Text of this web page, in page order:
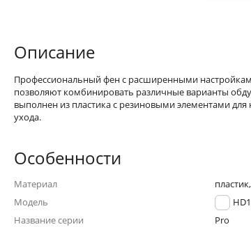
Описание
Профессиональный фен с расширенными
позволяют комбинировать различные варианты
выполнен из пластика с резиновыми элементами
ухода.
Особенности
Материал
Модель
ELX-
Название серии
Pro